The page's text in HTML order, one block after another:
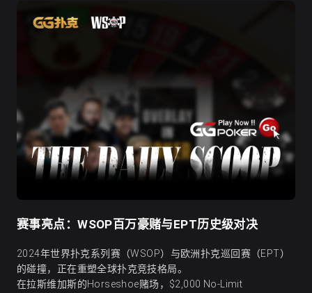
赛事亮点：WSOP百万豪赌与EPT历史级对决
2024年世界扑克系列赛（WSOP）与欧洲扑克巡回赛（EPT）
的碰撞，正在重塑全球扑克竞技格局。
在拉斯维加斯的Horseshoe赌场，$2,000 No-Limit